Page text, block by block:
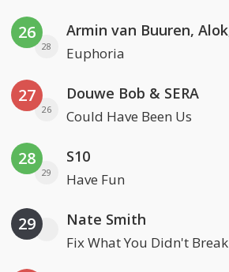
26
28 Euphoria
27
26
Douwe Bob & SERA
Could Have Been Us
28
29
S10
Have Fun
29 Nate Smith
Fix What You Didn't Break